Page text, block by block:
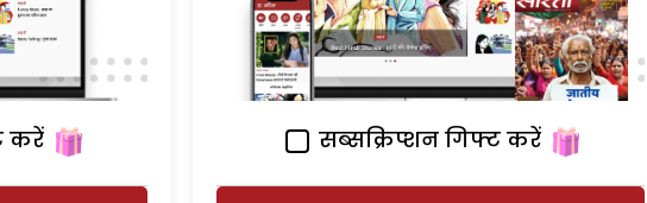
करें सब्सक्रिप्शन गिफ्ट करें